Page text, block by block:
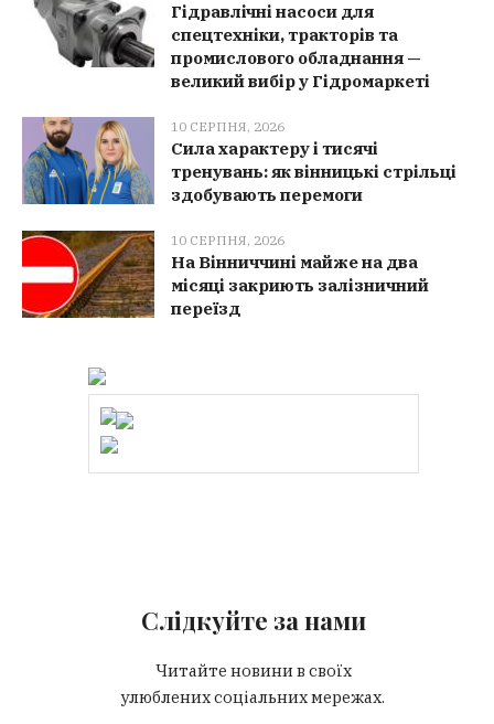
Гідравлічні насоси для
спецтехніки, тракторів та
промислового обладнання —
великий вибір у Гідромаркеті
10 СЕРПНЯ, 2026
Сила характеру і тисячі
тренувань: як вінницькі стрільці
здобувають перемоги
10 СЕРПНЯ, 2026
На Вінниччині майже на два
місяці закриють залізничний
переїзд
Слідкуйте за нами
Читайте новини в своїх
улюблених соціальних мережах.